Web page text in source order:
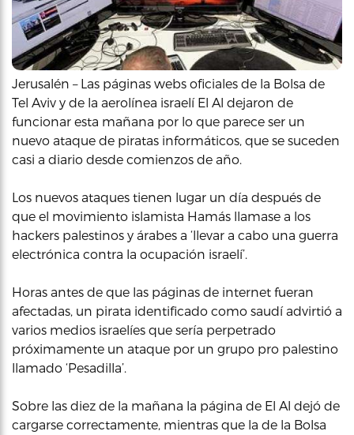
Jerusalén – Las páginas webs oficiales de la Bolsa de
Tel Aviv y de la aerolínea israelí El Al dejaron de
funcionar esta mañana por lo que parece ser un
nuevo ataque de piratas informáticos, que se suceden
casi a diario desde comienzos de año.
Los nuevos ataques tienen lugar un día después de
que el movimiento islamista Hamás llamase a los
hackers palestinos y árabes a ‘llevar a cabo una guerra
electrónica contra la ocupación israelí’.
Horas antes de que las páginas de internet fueran
afectadas, un pirata identificado como saudí advirtió a
varios medios israelíes que sería perpetrado
próximamente un ataque por un grupo pro palestino
llamado ‘Pesadilla’.
Sobre las diez de la mañana la página de El Al dejó de
cargarse correctamente, mientras que la de la Bolsa